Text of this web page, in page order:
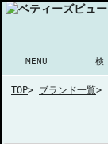
MENU 検
TOP> ブランド一覧>